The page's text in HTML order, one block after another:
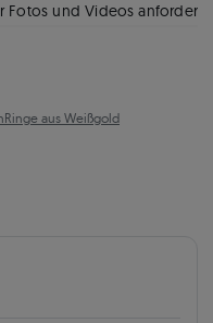
Fotos und Videos anfordern
Ringe aus Weißgold